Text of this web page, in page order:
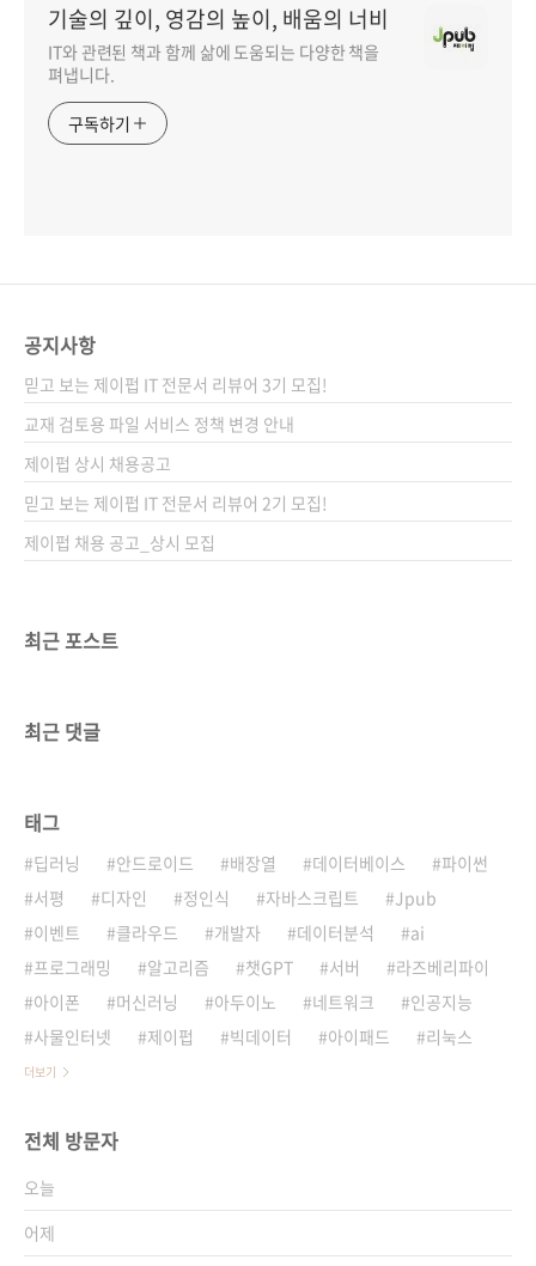
기술의 깊이, 영감의 높이, 배움의 너비
IT와 관련된 책과 함께 삶에 도움되는 다양한 책을
펴냅니다.
구독하기
공지사항
믿고 보는 제이펍 IT 전문서 리뷰어 3기 모집!
교재 검토용 파일 서비스 정책 변경 안내
제이펍 상시 채용공고
믿고 보는 제이펍 IT 전문서 리뷰어 2기 모집!
제이펍 채용 공고_상시 모집
최근 포스트
최근 댓글
태그
딥러닝 안드로이드 배장열 데이터베이스
파이썬
서평
디자인 정인식 자바스크립트
Jpub
이벤트
클라우드 개발자 데이터분석
ai
프로그래밍
알고리즘 챗GPT 서버
라즈베리파이
아이폰
머신러닝 아두이노 네트워크
인공지능
사물인터넷
제이펍 빅데이터 아이패드 리눅스
더보기
전체 방문자
오늘
어제